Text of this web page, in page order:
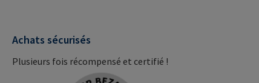
Achats sécurisés
Plusieurs fois récompensé et certifié !